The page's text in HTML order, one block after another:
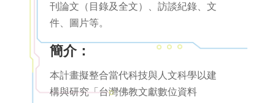
刊論文（目錄及全文）、訪談紀錄、文
件、圖片等。
簡介：
本計畫擬整合當代科技與人文科學以建
構與研究「台灣佛教文獻數位資料